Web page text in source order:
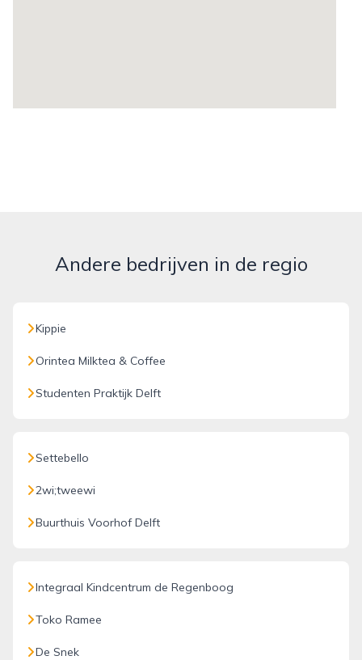
Andere bedrijven in de regio
Kippie
Orintea Milktea & Coffee
Studenten Praktijk Delft
Settebello
2wi;tweewi
Buurthuis Voorhof Delft
Integraal Kindcentrum de Regenboog
Toko Ramee
De Snek